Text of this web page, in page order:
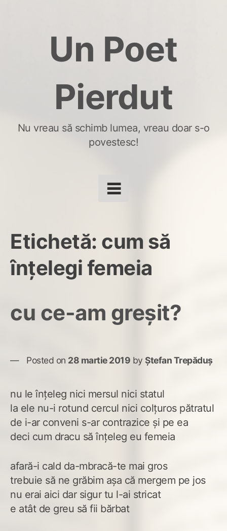
Un Poet
Pierdut
Nu vreau să schimb lumea, vreau doar s-o
povestesc!
Etichetă: cum să
înțelegi femeia
cu ce-am greșit?
Posted on 28 martie 2019 by Ștefan Trepăduș
nu le înțeleg nici mersul nici statul
la ele nu-i rotund cercul nici colțuros pătratul
de i-ar conveni s-ar contrazice și pe ea
deci cum dracu să înțeleg eu femeia
afară-i cald da-mbracă-te mai gros
trebuie să ne grăbim așa că mergem pe jos
nu erai aici dar sigur tu l-ai stricat
e atât de greu să fii bărbat